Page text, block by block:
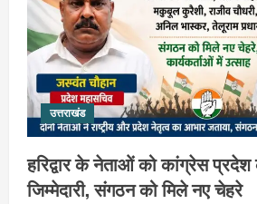
उत्तराखंड
हरिद्वार के नेताओं को कांग्रेस प्रदेश
जिम्मेदारी, संगठन को मिले नए चेहरे